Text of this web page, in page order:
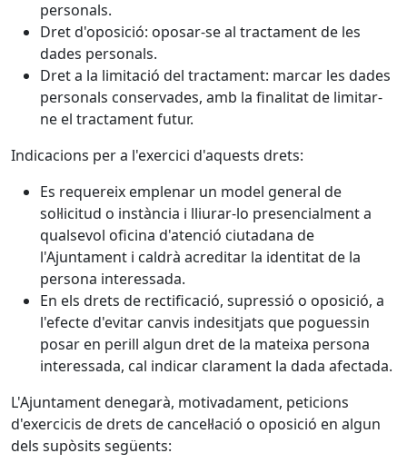
personals.
Dret d'oposició: oposar-se al tractament de les
dades personals.
Dret a la limitació del tractament: marcar les dades
personals conservades, amb la finalitat de limitar-
ne el tractament futur.
Indicacions per a l'exercici d'aquests drets:
Es requereix emplenar un model general de
sol·licitud o instància i lliurar-lo presencialment a
qualsevol oficina d'atenció ciutadana de
l'Ajuntament i caldrà acreditar la identitat de la
persona interessada.
En els drets de rectificació, supressió o oposició, a
l'efecte d'evitar canvis indesitjats que poguessin
posar en perill algun dret de la mateixa persona
interessada, cal indicar clarament la dada afectada.
L'Ajuntament denegarà, motivadament, peticions
d'exercicis de drets de cancel·lació o oposició en algun
dels supòsits següents: